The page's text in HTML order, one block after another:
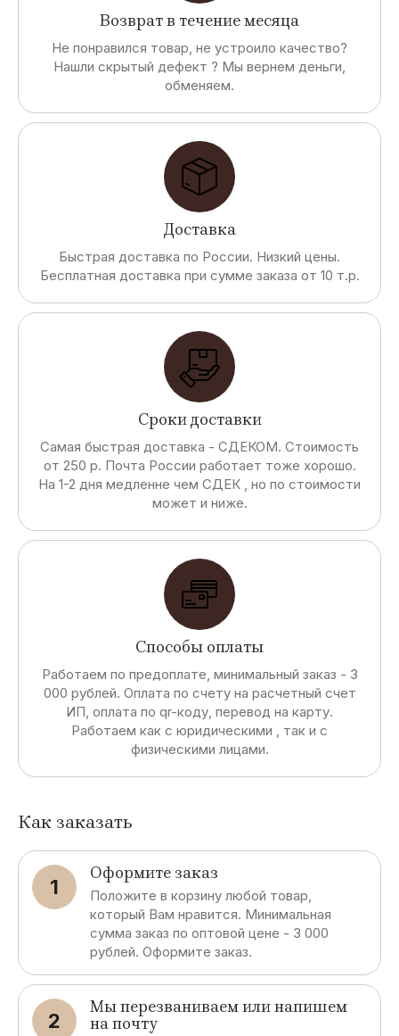
Возврат в течение месяца
Не понравился товар, не устроило качество?
Нашли скрытый дефект ? Мы вернем деньги,
обменяем.
Доставка
Быстрая доставка по России. Низкий цены.
Бесплатная доставка при сумме заказа от 10 т.р.
Сроки доставки
Самая быстрая доставка - СДЕКОМ. Стоимость
от 250 р. Почта России работает тоже хорошо.
На 1-2 дня медленне чем СДЕК , но по стоимости
может и ниже.
Способы оплаты
Работаем по предоплате, минимальный заказ - 3
000 рублей. Оплата по счету на расчетный счет
ИП, оплата по qr-коду, перевод на карту.
Работаем как с юридическими , так и с
физическими лицами.
Как заказать
1
Оформите заказ
Положите в корзину любой товар,
который Вам нравится. Минимальная
сумма заказ по оптовой цене - 3 000
рублей. Оформите заказ.
2
Мы перезваниваем или напишем
на почту